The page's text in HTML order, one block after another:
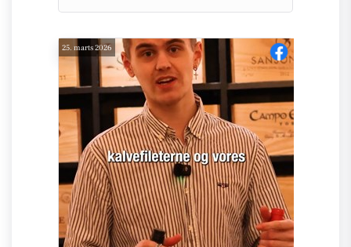
25. marts 2026